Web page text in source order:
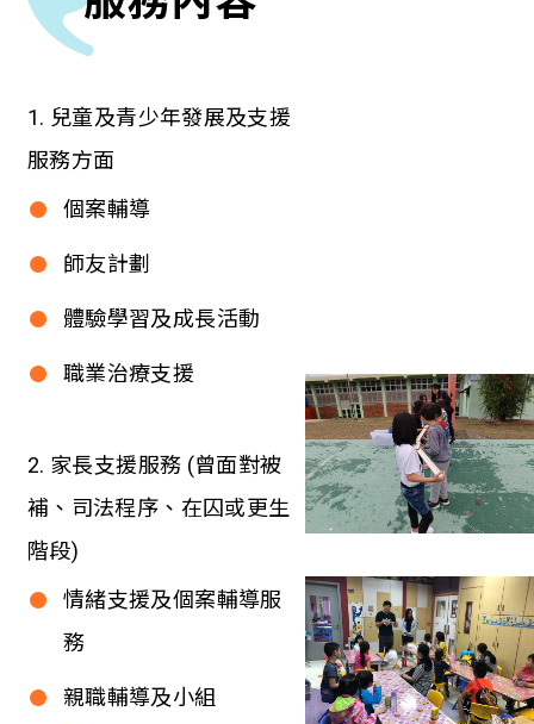
1. 兒童及青少年發展及支援
服務方面
個案輔導
師友計劃
體驗學習及成長活動
職業治療支援
2. 家長支援服務 (曾面對被
補、司法程序、在囚或更生
階段)
情緒支援及個案輔導服
務
親職輔導及小組